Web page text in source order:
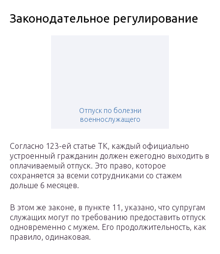
Законодательное регулирование
Отпуск по болезни
военнослужащего
Согласно 123-ей статье ТК, каждый официально
устроенный гражданин должен ежегодно выходить в
оплачиваемый отпуск. Это право, которое
сохраняется за всеми сотрудниками со стажем
дольше 6 месяцев.
В этом же законе, в пункте 11, указано, что супругам
служащих могут по требованию предоставить отпуск
одновременно с мужем. Его продолжительность, как
правило, одинаковая.